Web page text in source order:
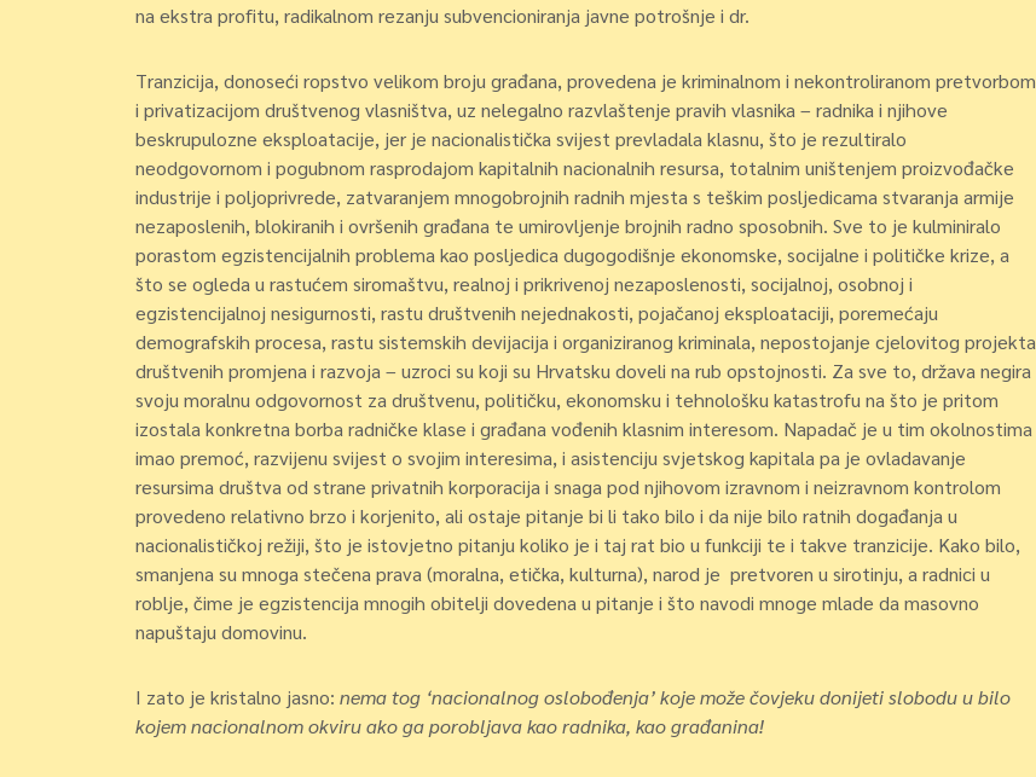
na ekstra profitu, radikalnom rezanju subvencioniranja javne potrošnje i dr.
Tranzicija, donoseći ropstvo velikom broju građana, provedena je kriminalnom i nekontroliranom pretvorbom
i privatizacijom društvenog vlasništva, uz nelegalno razvlaštenje pravih vlasnika – radnika i njihove
beskrupulozne eksploatacije, jer je nacionalistička svijest prevladala klasnu, što je rezultiralo
neodgovornom i pogubnom rasprodajom kapitalnih nacionalnih resursa, totalnim uništenjem proizvođačke
industrije i poljoprivrede, zatvaranjem mnogobrojnih radnih mjesta s teškim posljedicama stvaranja armije
nezaposlenih, blokiranih i ovršenih građana te umirovljenje brojnih radno sposobnih. Sve to je kulminiralo
porastom egzistencijalnih problema kao posljedica dugogodišnje ekonomske, socijalne i političke krize, a
što se ogleda u rastućem siromaštvu, realnoj i prikrivenoj nezaposlenosti, socijalnoj, osobnoj i
egzistencijalnoj nesigurnosti, rastu društvenih nejednakosti, pojačanoj eksploataciji, poremećaju
demografskih procesa, rastu sistemskih devijacija i organiziranog kriminala, nepostojanje cjelovitog projekta
društvenih promjena i razvoja – uzroci su koji su Hrvatsku doveli na rub opstojnosti. Za sve to, država negira
svoju moralnu odgovornost za društvenu, političku, ekonomsku i tehnološku katastrofu na što je pritom
izostala konkretna borba radničke klase i građana vođenih klasnim interesom. Napadač je u tim okolnostima
imao premoć, razvijenu svijest o svojim interesima, i asistenciju svjetskog kapitala pa je ovladavanje
resursima društva od strane privatnih korporacija i snaga pod njihovom izravnom i neizravnom kontrolom
provedeno relativno brzo i korjenito, ali ostaje pitanje bi li tako bilo i da nije bilo ratnih događanja u
nacionalističkoj režiji, što je istovjetno pitanju koliko je i taj rat bio u funkciji te i takve tranzicije. Kako bilo,
smanjena su mnoga stečena prava (moralna, etička, kulturna), narod je pretvoren u sirotinju, a radnici u
roblje, čime je egzistencija mnogih obitelji dovedena u pitanje i što navodi mnoge mlade da masovno
napuštaju domovinu.
I zato je kristalno jasno: nema tog ‘nacionalnog oslobođenja’ koje može čovjeku donijeti slobodu u bilo
kojem nacionalnom okviru ako ga porobljava kao radnika, kao građanina!